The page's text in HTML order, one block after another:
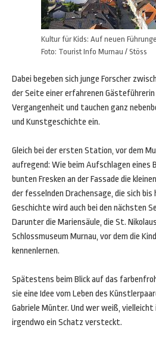
Kultur für Kids: Auf neuen
Foto: Tourist Info Murnau / Stöss
Dabei begeben sich junge Forscher
der Seite einer erfahrenen Gästeführerin
Vergangenheit und tauchen ganz
und Kunstgeschichte ein.
Gleich bei der ersten Station, vor dem
aufregend: Wie beim Aufschlagen eines
bunten Fresken an der Fassade die
der fesselnden Drachensage, die sich
Geschichte wird auch bei den nächsten
Darunter die Mariensäule, die St.
Schlossmuseum Murnau, vor dem die
kennenlernen.
Spätestens beim Blick auf das
sie eine Idee vom Leben des
Gabriele Münter. Und wer weiß,
irgendwo ein Schatz versteckt.